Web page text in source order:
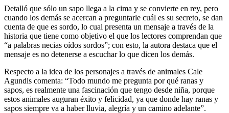
Detalló que sólo un sapo llega a la cima y se convierte en rey, pero
cuando los demás se acercan a preguntarle cuál es su secreto, se dan
cuenta de que es sordo, lo cual presenta un mensaje a través de la
historia que tiene como objetivo el que los lectores comprendan que
“a palabras necias oídos sordos”; con esto, la autora destaca que el
mensaje es no detenerse a escuchar lo que dicen los demás.
Respecto a la idea de los personajes a través de animales Cale
Agundis comenta: “Todo mundo me pregunta por qué ranas y
sapos, es realmente una fascinación que tengo desde niña, porque
estos animales auguran éxito y felicidad, ya que donde hay ranas y
sapos siempre va a haber lluvia, alegría y un camino adelante”.